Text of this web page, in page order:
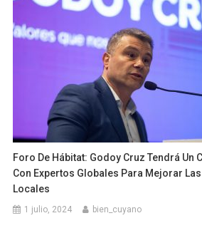
Foro De Hábitat: Godoy Cruz Tendrá Un
Con Expertos Globales Para Mejorar
Locales
1 julio, 2024 bien_cuyano